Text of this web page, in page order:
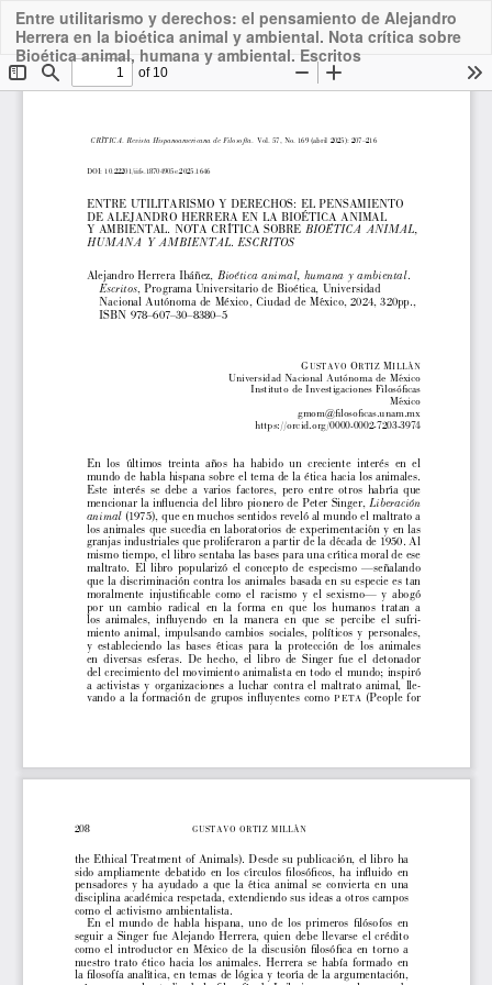
Entre utilitarismo y derechos: el pensamiento de Alejandro
Herrera en la bioética animal y ambiental. Nota crítica sobre
Bioética animal, humana y ambiental. Escritos
PDF